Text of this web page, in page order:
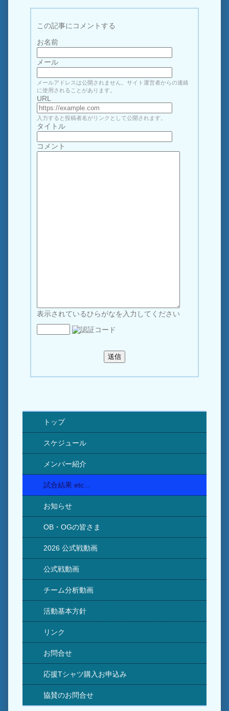
この記事にコメントする
お名前
メール
メールアドレスは公開されません。サイト運営者からの連絡
に使用されることがあります。
URL
入力すると投稿者名がリンクとして公開されます。
タイトル
コメント
表示されているひらがなを入力してください
トップ
スケジュール
メンバー紹介
試合結果 etc...
お知らせ
OB・OGの皆さま
2026 公式戦動画
公式戦動画
チーム分析動画
活動基本方針
リンク
お問合せ
応援Tシャツ購入お申込み
協賛のお問合せ